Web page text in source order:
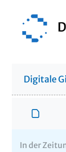
Digitale